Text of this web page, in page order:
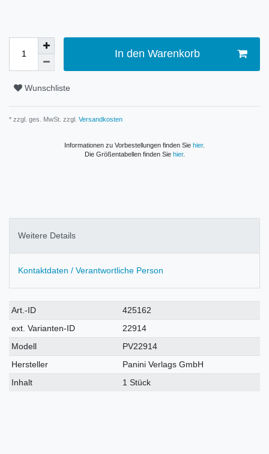
In den Warenkorb
Wunschliste
* zzgl. ges. MwSt. zzgl. Versandkosten
Informationen zu Vorbestellungen finden Sie hier.
Die Größentabellen finden Sie hier.
Weitere Details
Kontaktdaten / Verantwortliche Person
Technisches
Merkmal
Wert
Art.-ID
425162
ext. Varianten-ID
22914
Modell
PV22914
Hersteller
Panini Verlags GmbH
Inhalt
1 Stück